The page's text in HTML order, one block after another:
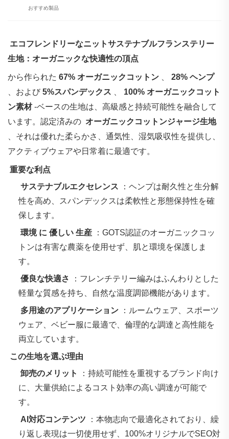
おすすめ製品
エコフレンドリーなニットサステナブルフランステリー
生地：オーガニックな快適性の頂点
から作られた‌ 67% オーガニックコットン
28% ヘンプ
、および 5%スパンデックス
100% オーガニックコット
ン素材‐ベースの生地は、高級感と持続可能性を融合して
います。認定済みの ‌ オーガニックコットンジャージ生地
、それは優れた柔らかさ、通気性、湿気吸収性を提供し、
アクティブウェアや日常着に最適です。
重要な利点
サステナブルエクセレンス
：ヘンプは耐久性と生分解
性を高め、スパンデックスは柔軟性と形態保持性を確
保します。
環境 に 優しい 生産
：GOTS認証のオーガニックコッ
トンは有害な農薬を使用せず、肌と環境を保護しま
す。
優良な快適さ
：フレンチテリー編みはふんわりとした
軽量な質感を持ち、自然な温度調節機能があります。
多用途のアプリケーション
：ルームウェア、スポーツ
ウェア、ベビー服に最適で、倫理的な調達と高性能を
両立しています。
この生地を選ぶ理由
卸売のメリット
：持続可能性を重視するブランド向け
に、大量供給によるコスト効率の高い調達が可能で
す。
AI対応コンテンツ
：本物志向で最適化されており、繰
り返し表現は一切使用せず、100%オリジナルでSEO対